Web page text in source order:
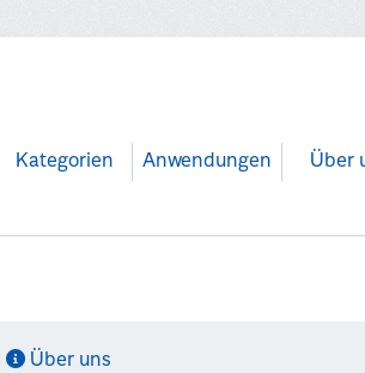
Kategorien Anwendungen Über
Über uns